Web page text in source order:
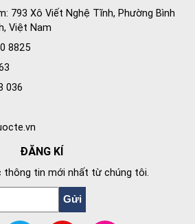
793 Xô Viết Nghệ Tĩnh, Phường Bình
Việt Nam
8825
036
ĐĂNG KÍ
thông tin mới nhất từ chúng tôi.